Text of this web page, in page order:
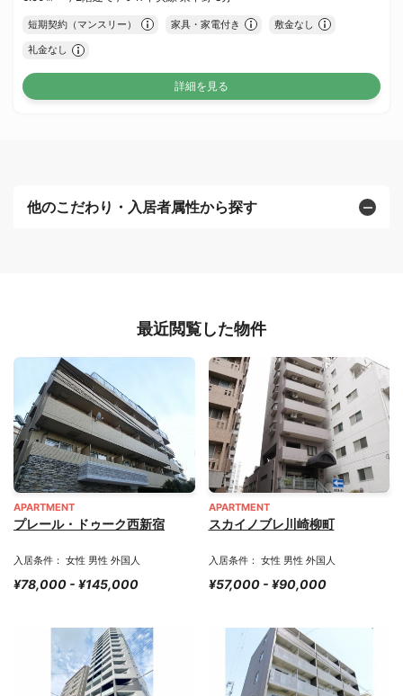
短期契約（マンスリー） 家具・家電付き 敷金なし
礼金なし
詳細を見る
他のこだわり・入居者属性から探す
最近閲覧した物件
APARTMENT
プレール・ドゥーク西新宿
入居条件： 女性 男性 外国人
¥78,000 - ¥145,000
APARTMENT
スカイノブレ川崎柳町
入居条件： 女性 男性 外国人
¥57,000 - ¥90,000